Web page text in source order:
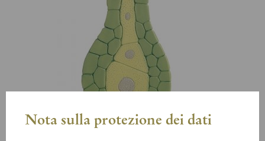
Nota sulla protezione dei dati